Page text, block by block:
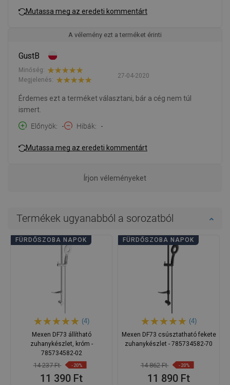
Mutassa meg az eredeti kommentárt
A vélemény ezt a terméket érinti
GustB
27-04-2020
Minőség:
Megjelenés:
Érdemes ezt a terméket választani, bár a cég nem túl
ismert.
Előnyök
- Hibák -
Mutassa meg az eredeti kommentárt
Írjon véleményeket
Termékek ugyanabból a sorozatból
FÜRDŐSZOBA NAPOK
(4)
Mexen DF73 állítható
zuhanykészlet, króm -
785734582-02
14 237 Ft -20%
11 390 Ft
FÜRDŐSZOBA NAPOK
(4)
Mexen DF73 csúsztatható fekete
zuhanykészlet - 785734582-70
14 862 Ft -20%
11 890 Ft